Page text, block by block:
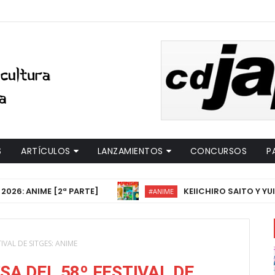
ARTÍCULOS LANZAMIENTOS CONCURSOS
[2ª PARTE] #ANIME KEIICHIRO SAITO Y
DE SITGES: ANIME